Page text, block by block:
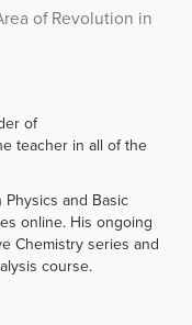
of Revolution in
of
teacher in all of the
and Basic
online. His ongoing
Chemistry series and
course.